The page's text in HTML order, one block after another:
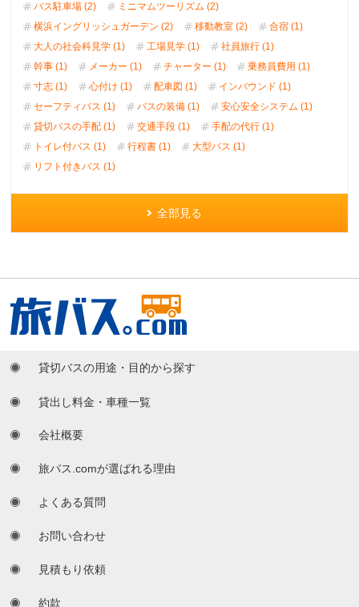
バス駐車場 (2)
ミニマムツーリズム (2)
横浜イングリッシュガーデン (2)
移動教室 (2)
合宿 (1)
大人の社会科見学 (1)
工場見学 (1)
社員旅行 (1)
幹事 (1)
メーカー (1) チャーター (1)
乗務員費用 (1)
寸志 (1)
心付け (1) 配車図 (1)
インバウンド (1)
セーフティバス (1)
バスの装備 (1)
安心安全システム (1)
貸切バスの手配 (1)
交通手段 (1)
手配の代行 (1)
トイレ付バス (1)
行程書 (1)
大型バス (1)
リフト付きバス (1)
全部見る
貸切バスの用途・目的から探す
貸出し料金・車種一覧
会社概要
旅バス.comが選ばれる理由
よくある質問
お問い合わせ
見積もり依頼
約款